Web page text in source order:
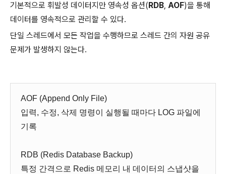
기본적으로 휘발성 데이터지만 영속성 옵션(RDB, AOF)을 통해
데이터를 영속적으로 관리할 수 있다.
단일 스레드에서 모든 작업을 수행하므로 스레드 간의 자원 공유
문제가 발생하지 않는다.
AOF (Append Only File)
입력, 수정, 삭제 명령이 실행될 때마다 LOG 파일에
기록
RDB (Redis Database Backup)
특정 간격으로 Redis 메모리 내 데이터의 스냅샷을